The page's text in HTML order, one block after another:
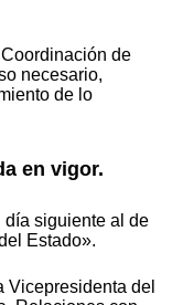
de
necesario,
de lo
en vigor.
día siguiente al de
Estado».
Vicepresidenta del